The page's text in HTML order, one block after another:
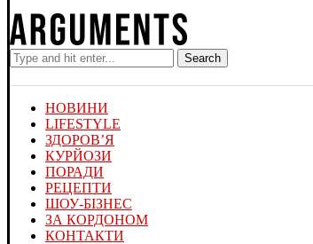
Search
НОВИНИ
LIFESTYLE
ЗДОРОВ’Я
КУРЙОЗИ
ПОРАДИ
РЕЦЕПТИ
ШОУ-БІЗНЕС
ЗА КОРДОНОМ
КОНТАКТИ